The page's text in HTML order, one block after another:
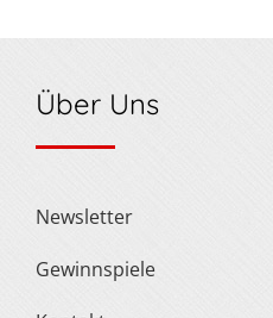
Über Uns
Newsletter
Gewinnspiele